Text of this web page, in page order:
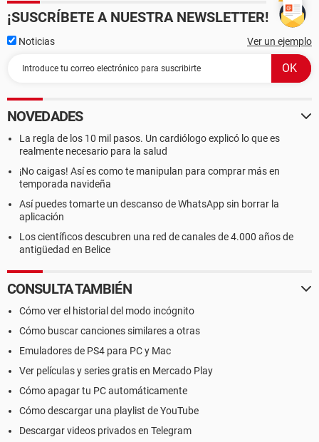
¡SUSCRÍBETE A NUESTRA NEWSLETTER!
Noticias Ver un ejemplo
NOVEDADES
La regla de los 10 mil pasos. Un cardiólogo explicó lo que es
realmente necesario para la salud
¡No caigas! Así es como te manipulan para comprar más en
temporada navideña
Así puedes tomarte un descanso de WhatsApp sin borrar la
aplicación
Los científicos descubren una red de canales de 4.000 años de
antigüedad en Belice
CONSULTA TAMBIÉN
Cómo ver el historial del modo incógnito
Cómo buscar canciones similares a otras
Emuladores de PS4 para PC y Mac
Ver películas y series gratis en Mercado Play
Cómo apagar tu PC automáticamente
Cómo descargar una playlist de YouTube
Descargar videos privados en Telegram